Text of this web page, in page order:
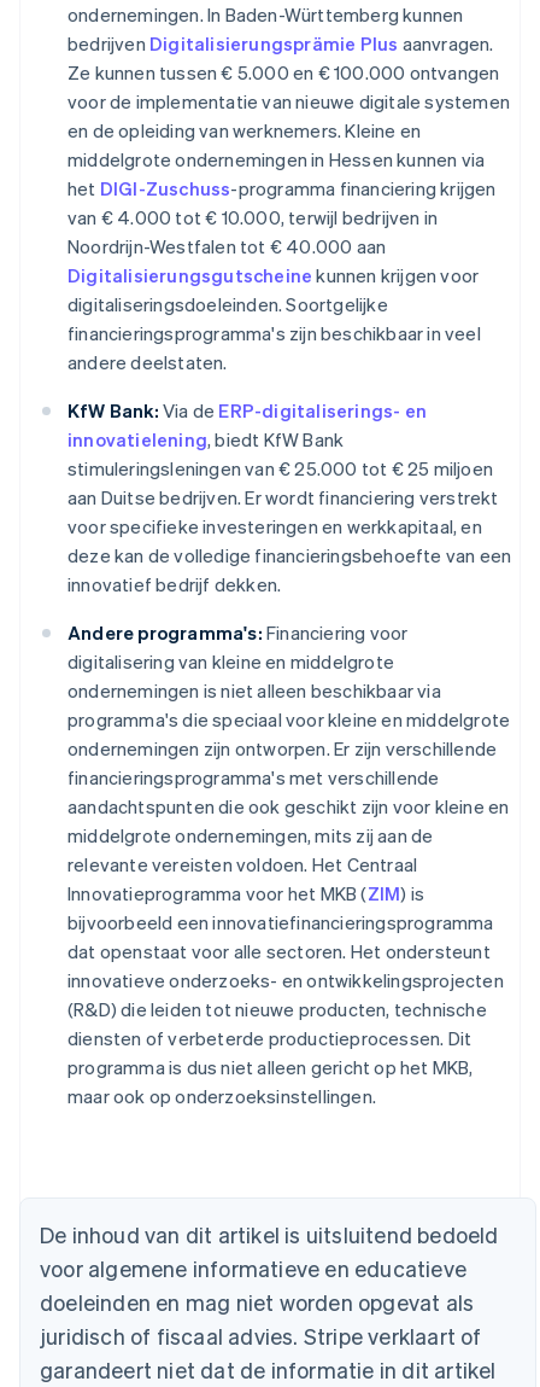
ondernemingen. In Baden-Württemberg kunnen
bedrijven Digitalisierungsprämie Plus aanvragen.
Ze kunnen tussen € 5.000 en € 100.000 ontvangen
voor de implementatie van nieuwe digitale systemen
en de opleiding van werknemers. Kleine en
middelgrote ondernemingen in Hessen kunnen via
het DIGI-Zuschuss-programma financiering krijgen
van € 4.000 tot € 10.000, terwijl bedrijven in
Noordrijn-Westfalen tot € 40.000 aan
Digitalisierungsgutscheine kunnen krijgen voor
digitaliseringsdoeleinden. Soortgelijke
financieringsprogramma's zijn beschikbaar in veel
andere deelstaten.
KfW Bank: Via de ERP-digitaliserings- en
innovatielening, biedt KfW Bank
stimuleringsleningen van € 25.000 tot € 25 miljoen
aan Duitse bedrijven. Er wordt financiering verstrekt
voor specifieke investeringen en werkkapitaal, en
deze kan de volledige financieringsbehoefte van een
innovatief bedrijf dekken.
Andere programma's: Financiering voor
digitalisering van kleine en middelgrote
ondernemingen is niet alleen beschikbaar via
programma's die speciaal voor kleine en middelgrote
ondernemingen zijn ontworpen. Er zijn verschillende
financieringsprogramma's met verschillende
aandachtspunten die ook geschikt zijn voor kleine en
middelgrote ondernemingen, mits zij aan de
relevante vereisten voldoen. Het Centraal
Innovatieprogramma voor het MKB (ZIM) is
bijvoorbeeld een innovatiefinancieringsprogramma
dat openstaat voor alle sectoren. Het ondersteunt
innovatieve onderzoeks- en ontwikkelingsprojecten
(R&D) die leiden tot nieuwe producten, technische
diensten of verbeterde productieprocessen. Dit
programma is dus niet alleen gericht op het MKB,
maar ook op onderzoeksinstellingen.
De inhoud van dit artikel is uitsluitend bedoeld
voor algemene informatieve en educatieve
doeleinden en mag niet worden opgevat als
juridisch of fiscaal advies. Stripe verklaart of
garandeert niet dat de informatie in dit artikel
English
Nederlands Français DeutschEnglish
Brazilië
Português
Bulgarije
English
Canada